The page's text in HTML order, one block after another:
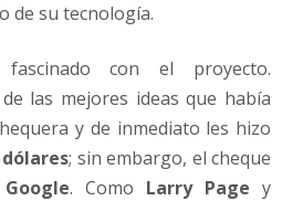
de su tecnología.
con el proyecto.
las mejores ideas que había
y de inmediato les hizo
; sin embargo, el cheque
Google. Como Larry Page y